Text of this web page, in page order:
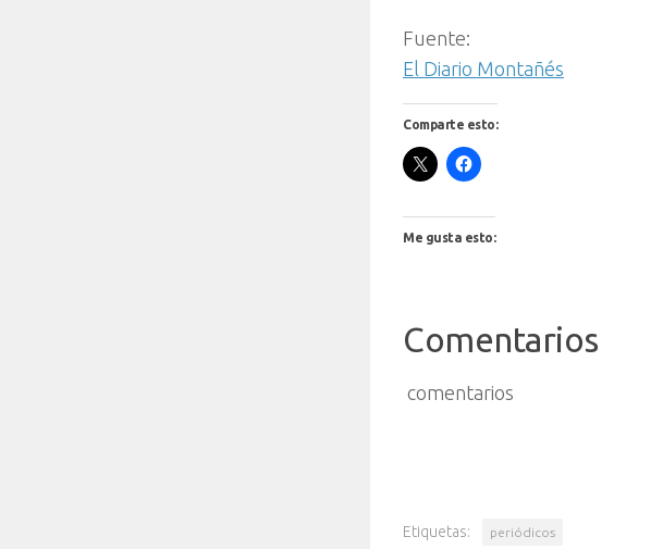
Fuente:
El Diario Montañés
Comparte esto:
Me gusta esto:
Comentarios
comentarios
Etiquetas: periódicos